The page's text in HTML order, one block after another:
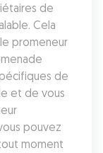
de
Cela
promeneur
de
et de vous
pouvez
moment